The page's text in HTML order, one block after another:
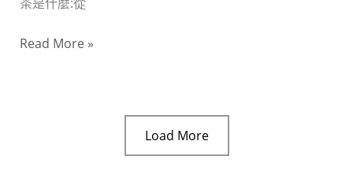
茶是什麼:從
——
初
Read More »
Load More